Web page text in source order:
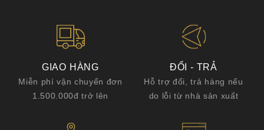
GIAO HÀNG
Miễn phí vận chuyển đơn
1.500.000đ trở lên
ĐỔI - TRẢ
Hỗ trợ đổi, trả hàng nếu
do lỗi từ nhà sản xuất